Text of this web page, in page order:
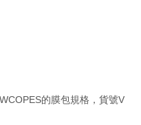
的膜包規格，貨號V